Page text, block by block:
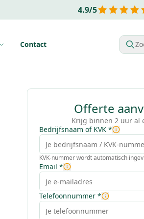
4.9/5
Contact
Offerte
Krijg binnen 2 uur al
Bedrijfsnaam of KVK *
KVK-nummer wordt automatisch
Email *
Telefoonnummer *